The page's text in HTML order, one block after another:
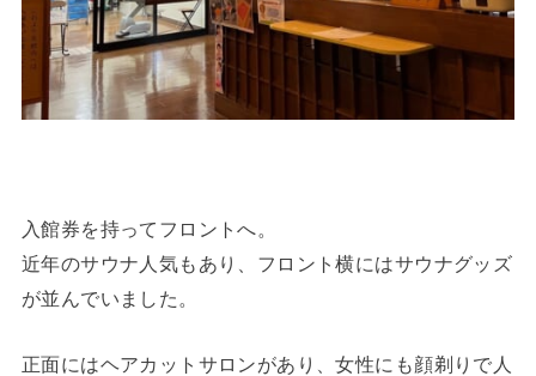
入館券を持ってフロントへ。
近年のサウナ人気もあり、フロント横にはサウナグッズ
が並んでいました。
正面にはヘアカットサロンがあり、女性にも顔剃りで人